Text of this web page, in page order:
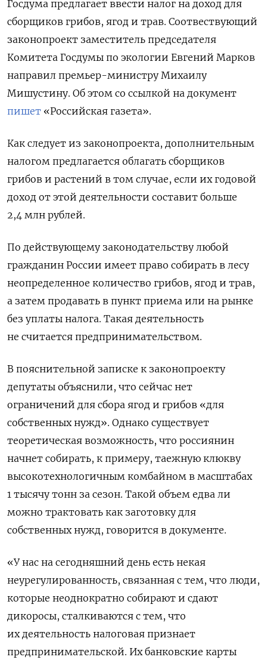
Госдума предлагает ввести налог на доход для
сборщиков грибов, ягод и трав. Соотвествующий
законопроект заместитель председателя
Комитета Госдумы по экологии Евгений Марков
направил премьер-министру Михаилу
Мишустину. Об этом со ссылкой на документ
пишет «Российская газета».
Как следует из законопроекта, дополнительным
налогом предлагается облагать сборщиков
грибов и растений в том случае, если их годовой
доход от этой деятельности составит больше
2,4 млн рублей.
По действующему законодательству любой
гражданин России имеет право собирать в лесу
неопределенное количество грибов, ягод и трав,
а затем продавать в пункт приема или на рынке
без уплаты налога. Такая деятельность
не считается предпринимательством.
В пояснительной записке к законопроекту
депутаты объяснили, что сейчас нет
ограничений для сбора ягод и грибов «для
собственных нужд». Однако существует
теоретическая возможность, что россиянин
начнет собирать, к примеру, таежную клюкву
высокотехнологичным комбайном в масштабах
1 тысячу тонн за сезон. Такой объем едва ли
можно трактовать как заготовку для
собственных нужд, говорится в документе.
«У нас на сегодняшний день есть некая
неурегулированность, связанная с тем, что люди,
которые неоднократно собирают и сдают
дикоросы, сталкиваются с тем, что
их деятельность налоговая признает
предпринимательской. Их банковские карты